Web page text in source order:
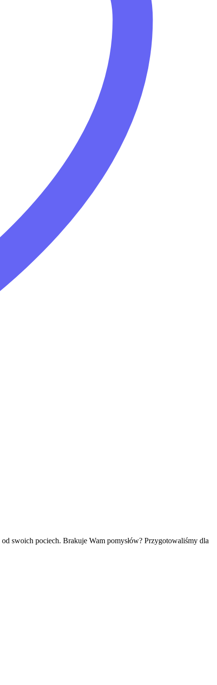
swoich pociech. Brakuje Wam pomysłów? Przygotowaliśmy dla